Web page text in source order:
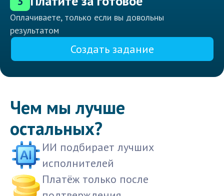
Оплачиваете, только если вы довольны
результатом
Создать задание
Чем мы лучше
остальных?
ИИ подбирает лучших
исполнителей
Платёж только после